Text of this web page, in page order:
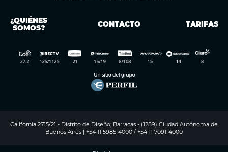
¿QUIÉNES
SOMOS? CONTACTO TARIFAS
California 2715/21 - Distrito de Diseño, Barracas - (1289) Ciudad Autónoma de
Buenos Aires | +54 11 5985-4000 / +54 11 7091-4000